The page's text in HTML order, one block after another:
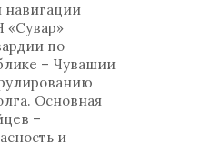
навигации
по
– Чувашии
Основная
–
и